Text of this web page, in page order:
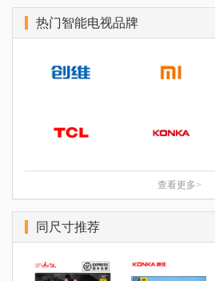
概述 | 参数 | 图片
核 GPU Mali450 +NEON四核协处理器,
操作系统（VIDAA界面）, 逐行扫描,
衡, 二级能效
概述 | 参数 | 图片
55英寸, 超高清4K, LED, 逐行扫描, 三级
概述 | 参数
50英寸, 超高清4K, 64位Cortex A53 四核
热门智能电视品牌
查看更多>
同尺寸推荐